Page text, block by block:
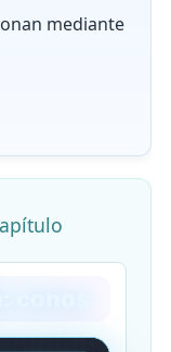
mediante
conos